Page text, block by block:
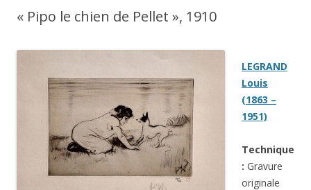
« Pipo le chien de Pellet », 1910
LEGRAND
Louis
(1863 –
1951)
Technique
: Gravure
originale